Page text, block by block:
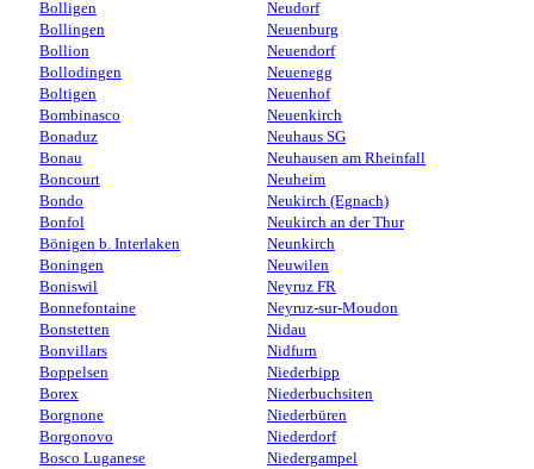
Bolligen
Bollingen
Bollion
Bollodingen
Boltigen
Bombinasco
Bonaduz
Bonau
Boncourt
Bondo
Bonfol
Bönigen b. Interlaken
Boningen
Boniswil
Bonnefontaine
Bonstetten
Bonvillars
Boppelsen
Borex
Borgnone
Borgonovo
Bosco Luganese
Neudorf
Neuenburg
Neuendorf
Neuenegg
Neuenhof
Neuenkirch
Neuhaus SG
Neuhausen am Rheinfall
Neuheim
Neukirch (Egnach)
Neukirch an der Thur
Neunkirch
Neuwilen
Neyruz FR
Neyruz-sur-Moudon
Nidau
Nidfurn
Niederbipp
Niederbuchsiten
Niederbüren
Niederdorf
Niedergampel